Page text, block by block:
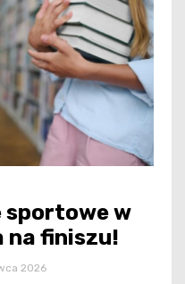
sportowe w
na finiszu!
2026